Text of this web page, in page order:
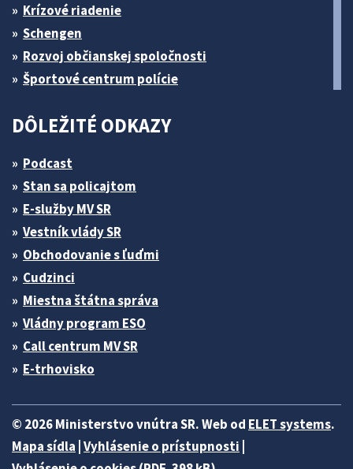
Krízové riadenie
Schengen
Rozvoj občianskej spoločnosti
Športové centrum polície
DÔLEŽITÉ ODKAZY
Podcast
Stan sa policajtom
E-služby MV SR
Vestník vlády SR
Obchodovanie s ľuďmi
Cudzinci
Miestna štátna správa
Vládny program ESO
Call centrum MV SR
E-trhovisko
© 2026 Ministerstvo vnútra SR. Web od ELET systems.
Mapa sídla Vyhlásenie o prístupnosti